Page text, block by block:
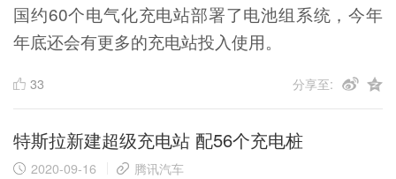
国约60个电气化充电站部署了电池组系统，今年
年底还会有更多的充电站投入使用。
33 分享至:
特斯拉新建超级充电站 配56个充电桩
2020-09-16 腾讯汽车